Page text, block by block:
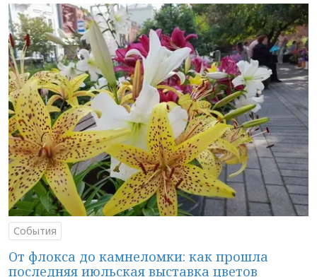
События
От флокса до камнеломки: как прошла
последняя июльская выставка цветов